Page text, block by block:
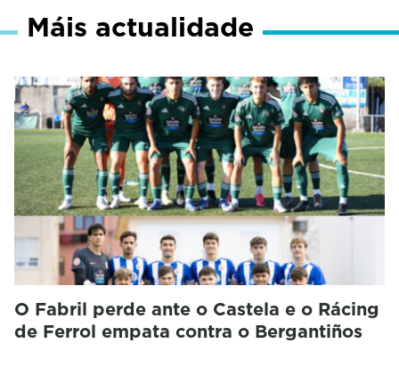
Máis actualidade
O Fabril perde ante o Castela e o Rácing
de Ferrol empata contra o Bergantiños